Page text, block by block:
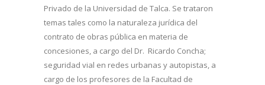
Privado de la Universidad de Talca. Se trataron
temas tales como la naturaleza jurídica del
contrato de obras pública en materia de
concesiones, a cargo del Dr. Ricardo Concha;
seguridad vial en redes urbanas y autopistas, a
cargo de los profesores de la Facultad de